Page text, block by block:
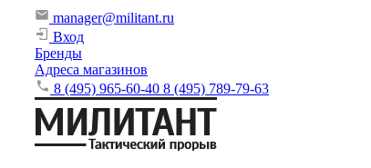
manager@militant.ru
Вход
Бренды
Адреса магазинов
8 (495) 965-60-40 8 (495) 789-79-63